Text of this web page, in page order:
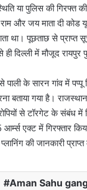
या पुलिस की
और जय माता दी कोड
था। पूछताछ से प्राप्त
दिल्ली में मौजूद रायपुर
पाली के सारन गांव में
बताया गया है।
से टॉरगेट के संबंध
आर्म्स एक्ट में गिरफ्तार
की जानकारी
Aman Sahu